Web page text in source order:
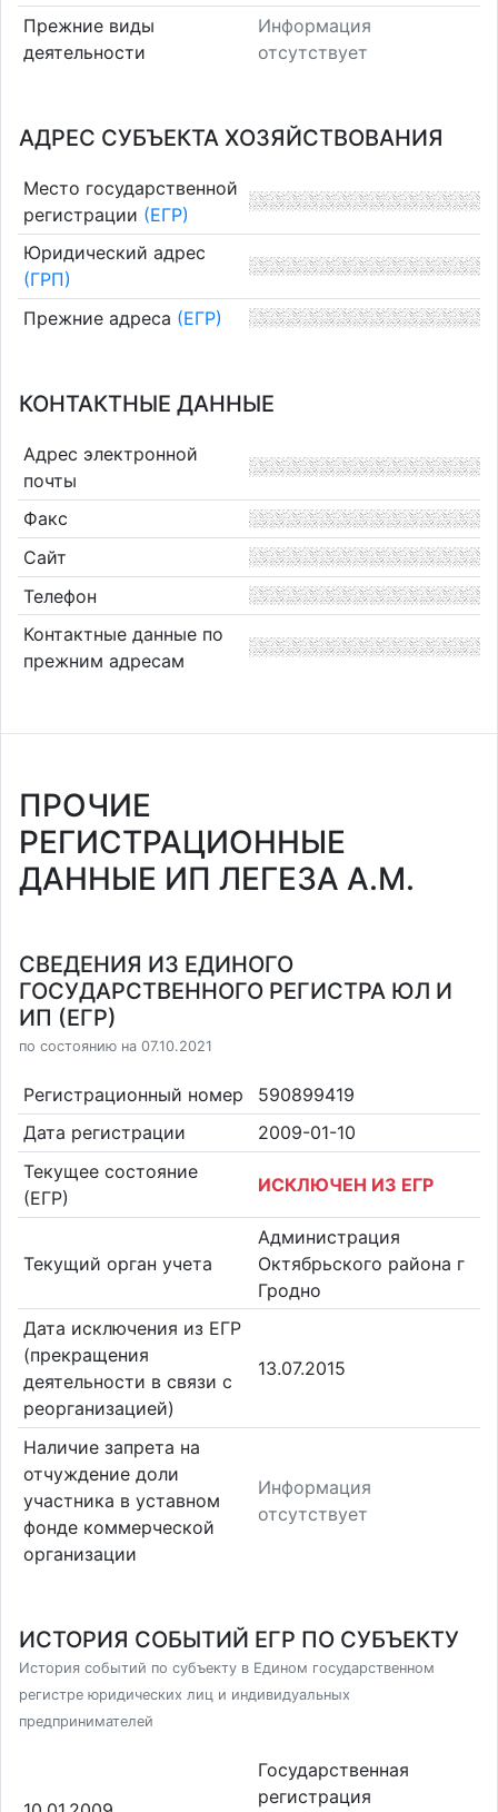
Прежние виды
деятельности
Информация
отсутствует
АДРЕС СУБЪЕКТА ХОЗЯЙСТВОВАНИЯ
Место государственной
регистрации (ЕГР)
Юридический адрес
(ГРП)
Прежние адреса (ЕГР)
КОНТАКТНЫЕ ДАННЫЕ
Адрес электронной
почты
Факс
Сайт
Телефон
Контактные данные по
прежним адресам
ПРОЧИЕ
РЕГИСТРАЦИОННЫЕ
ДАННЫЕ ИП ЛЕГЕЗА А.М.
СВЕДЕНИЯ ИЗ ЕДИНОГО
ГОСУДАРСТВЕННОГО РЕГИСТРА ЮЛ И
ИП (ЕГР)
по состоянию на 07.10.2021
Регистрационный номер
590899419
Дата регистрации
2009-01-10
Текущее состояние
(ЕГР)
ИСКЛЮЧЕН ИЗ ЕГР
Текущий орган учета
Администрация
Октябрьского района г
Гродно
Дата исключения из ЕГР
(прекращения
деятельности в связи с
реорганизацией)
13.07.2015
Наличие запрета на
отчуждение доли
участника в уставном
фонде коммерческой
организации
Информация
отсутствует
ИСТОРИЯ СОБЫТИЙ ЕГР ПО СУБЪЕКТУ
История событий по субъекту в Едином государственном
регистре юридических лиц и индивидуальных
предпринимателей
Государственная
регистрация